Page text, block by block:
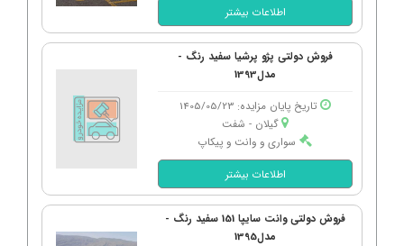
اطلاعات بیشتر
فروش دولتی پژو پرشیا سفید رنگ -
مدل1393
تاریخ پایان مزایده: 1405/05/23
گیلان - شفت
سواری و وانت و پیکاپ
اطلاعات بیشتر
فروش دولتی وانت سایپا 151 سفید رنگ -
مدل1395